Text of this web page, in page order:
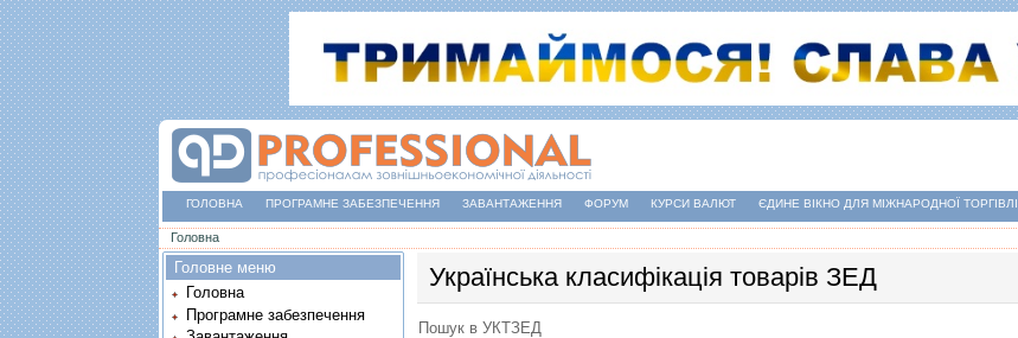
ГОЛОВНА ПРОГРАМНЕ ЗАБЕЗПЕЧЕННЯ ЗАВАНТАЖЕННЯ ФОРУМ КУРСИ ВАЛЮТ ЄДИНЕ ВІКНО ДЛЯ МІЖНАРОДНОЇ ТОРГІВЛІ
Ви є тут
Головна
Українська класифікація товарів ЗЕД
Пошук в УКТЗЕД
Головне меню
Головна
Програмне забезпечення